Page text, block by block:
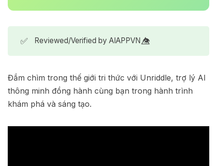
✅ Reviewed/Verified by AIAPPVN 👁️⃤
Đắm chìm trong thế giới tri thức với Unriddle, trợ lý AI
thông minh đồng hành cùng bạn trong hành trình
khám phá và sáng tạo.